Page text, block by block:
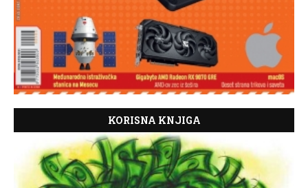
KORISNA KNJIGA